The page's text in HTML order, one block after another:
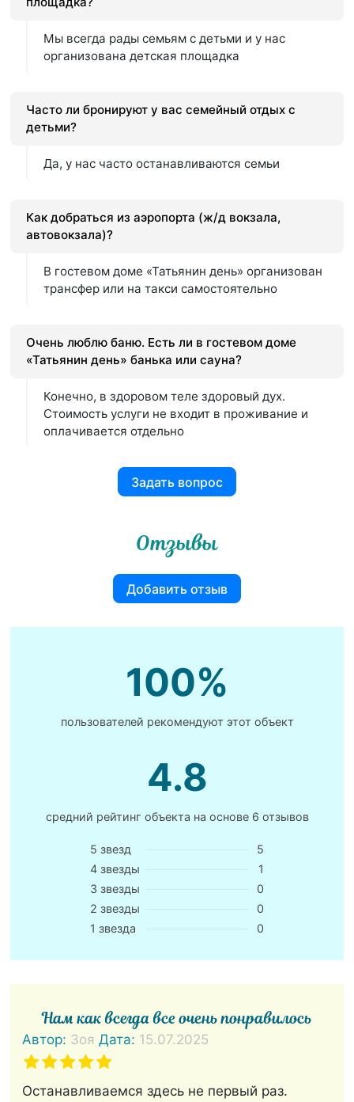
Мы всегда рады семьям с детьми и у нас
организована детская площадка
Часто ли бронируют у вас семейный отдых с
детьми?
Да, у нас часто останавливаются семьи
Как добраться из аэропорта (ж/д вокзала,
автовокзала)?
В гостевом доме «Татьянин день» организован
трансфер или на такси самостоятельно
Очень люблю баню. Есть ли в гостевом доме
«Татьянин день» банька или сауна?
Конечно, в здоровом теле здоровый дух.
Стоимость услуги не входит в проживание и
оплачивается отдельно
Задать вопрос
Отзывы
Добавить отзыв
100%
пользователей рекомендуют этот объект
4.8
средний рейтинг объекта на основе 6 отзывов
5 звезд
5
4 звезды
1
3 звезды
0
2 звезды
0
1 звезда
0
Нам как всегда все очень понравилось
Автор: Зоя Дата: 15.07.2025
Останавливаемся здесь не первый раз.